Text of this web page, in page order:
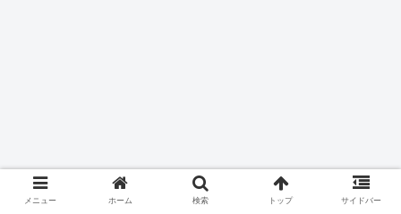
メニュー ホーム 検索 トップ サイドバー